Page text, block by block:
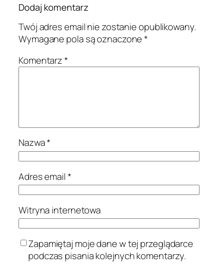
Dodaj komentarz
Twój adres email nie zostanie opublikowany.
Wymagane pola są oznaczone*
Komentarz*
Nazwa*
Adres email*
Witryna internetowa
Zapamiętaj moje dane w tej przeglądarce
podczas pisania kolejnych komentarzy.